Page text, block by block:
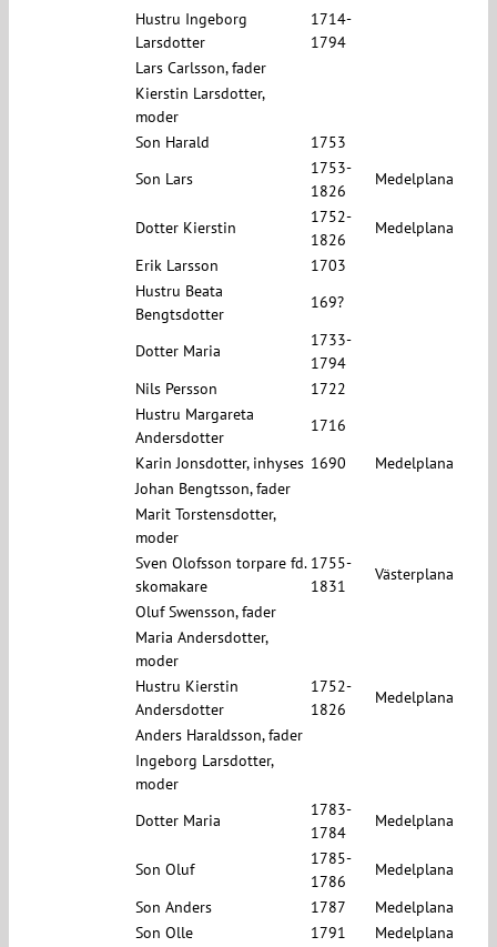
Hustru Ingeborg
Larsdotter
1714-
1794
Lars Carlsson, fader
Kierstin Larsdotter,
moder
Son Harald
1753
Son Lars
1753-
1826
Medelplana
Dotter Kierstin
1752-
1826
Medelplana
Erik Larsson
1703
Hustru Beata
Bengtsdotter
169?
Dotter Maria
1733-
1794
Nils Persson
1722
Hustru Margareta
Andersdotter
1716
Karin Jonsdotter, inhyses 1690
Medelplana
Johan Bengtsson, fader
Marit Torstensdotter,
moder
Sven Olofsson torpare fd.
skomakare
1755-
1831
Västerplana
Oluf Swensson, fader
Maria Andersdotter,
moder
Hustru Kierstin
Andersdotter
1752-
1826
Medelplana
Anders Haraldsson, fader
Ingeborg Larsdotter,
moder
Dotter Maria
1783-
1784
Medelplana
Son Oluf
1785-
1786
Medelplana
Son Anders
1787
Medelplana
Son Olle
1791
Medelplana